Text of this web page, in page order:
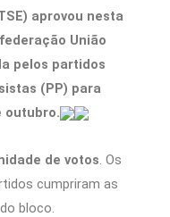
aprovou nesta
União
pelos partidos
(PP) para
outubro.
de votos. Os
cumpriram as
bloco.